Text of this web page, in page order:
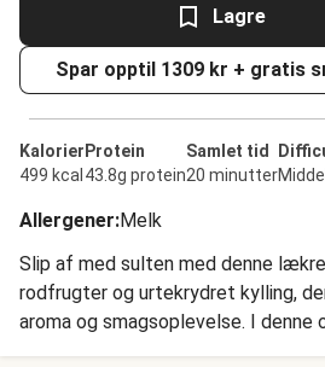
Lagre
Spar opptil 1309 kr + gratis
Kalorier
499 kcal
Protein
43.8g protein
Samlet tid
20 minutter
Allergener:Melk
Slip af med sulten med denne
rodfrugter og urtekrydret kylling,
aroma og smagsoplevelse. I
kartofler med gulerødder og